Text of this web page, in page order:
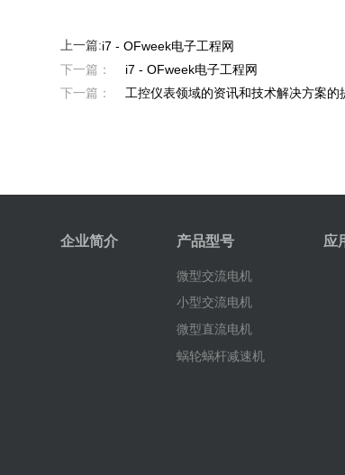
上一篇:i7 - OFweek电子工程网
下一篇：
i7 - OFweek电子工程网
下一篇：
工控仪表领域的资讯和技术解决方案的
企业简介 产品型号
微型交流电机
小型交流电机
微型直流电机
蜗轮蜗杆减速机
应